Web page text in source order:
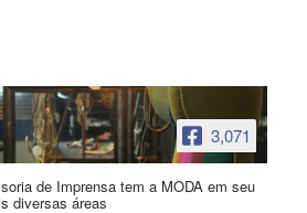
3,071
de Imprensa tem a MODA em seu
diversas áreas